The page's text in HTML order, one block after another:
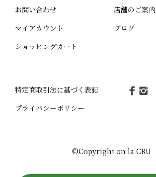
お問い合わせ
マイアカウント
ショッピングカート
店舗のご案内
ブログ
特定商取引法に基づく表記
プライバシーポリシー
©Copyright on la CRU